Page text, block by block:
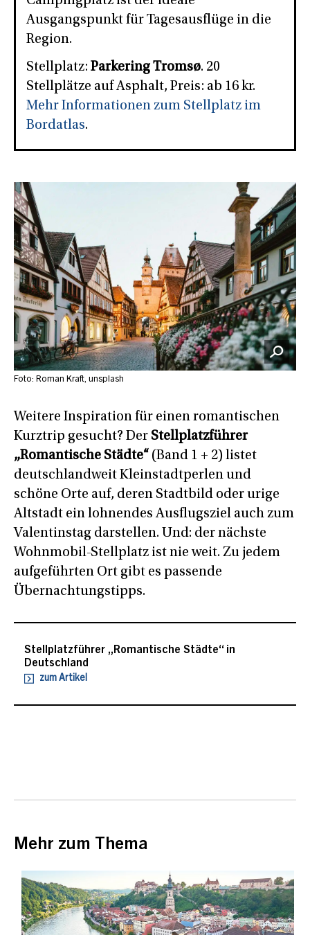
Ausgangspunkt für Tagesausflüge in die
Region.
Stellplatz: Parkering Tromsø. 20
Stellplätze auf Asphalt, Preis: ab 16 kr.
Mehr Informationen zum Stellplatz im
Bordatlas.
Foto: Roman Kraft, unsplash
Stellplatzführer „Romantische Städte“ in
Deutschland
zum Artikel
Weitere Inspiration für einen romantischen
Kurztrip gesucht? Der Stellplatzführer
„Romantische Städte“ (Band 1 + 2) listet
deutschlandweit Kleinstadtperlen und
schöne Orte auf, deren Stadtbild oder urige
Altstadt ein lohnendes Ausflugsziel auch zum
Valentinstag darstellen. Und: der nächste
Wohnmobil-Stellplatz ist nie weit. Zu jedem
aufgeführten Ort gibt es passende
Übernachtungstipps.
Mehr zum Thema